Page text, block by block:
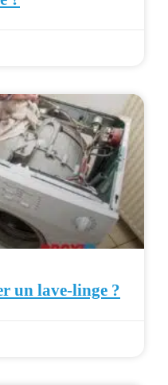
un lave-linge ?